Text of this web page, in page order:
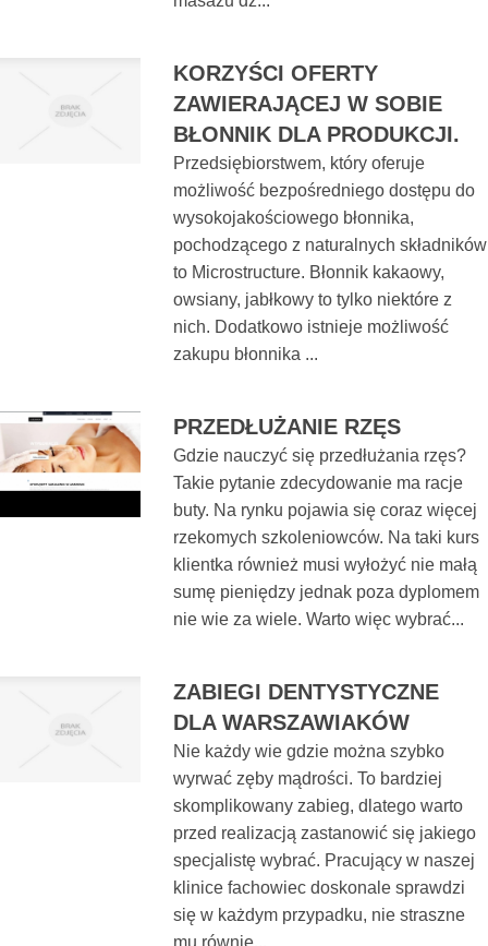
KORZYŚCI OFERTY
ZAWIERAJĄCEJ W SOBIE
BŁONNIK DLA PRODUKCJI.
Przedsiębiorstwem, który oferuje
możliwość bezpośredniego dostępu do
wysokojakościowego błonnika,
pochodzącego z naturalnych składników
to Microstructure. Błonnik kakaowy,
owsiany, jabłkowy to tylko niektóre z
nich. Dodatkowo istnieje możliwość
zakupu błonnika ...
PRZEDŁUŻANIE RZĘS
Gdzie nauczyć się przedłużania rzęs?
Takie pytanie zdecydowanie ma racje
buty. Na rynku pojawia się coraz więcej
rzekomych szkoleniowców. Na taki kurs
klientka również musi wyłożyć nie małą
sumę pieniędzy jednak poza dyplomem
nie wie za wiele. Warto więc wybrać...
ZABIEGI DENTYSTYCZNE
DLA WARSZAWIAKÓW
Nie każdy wie gdzie można szybko
wyrwać zęby mądrości. To bardziej
skomplikowany zabieg, dlatego warto
przed realizacją zastanowić się jakiego
specjalistę wybrać. Pracujący w naszej
klinice fachowiec doskonale sprawdzi
się w każdym przypadku, nie straszne
mu równie...